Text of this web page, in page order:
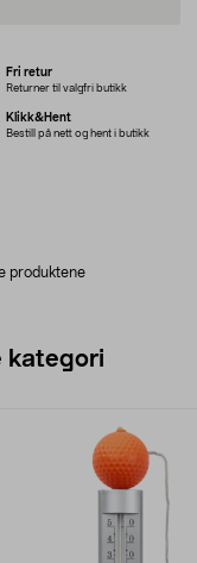
produktene
Fri retur
Returner til valgfri butikk
Klikk&Hent
Bestill på nett og hent i butikk
kategori